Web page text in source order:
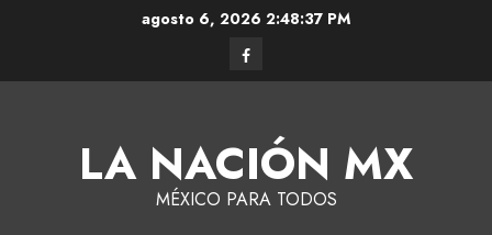
agosto 6, 2026 2:48:38 PM
LA NACIÓN MX
MÉXICO PARA TODOS